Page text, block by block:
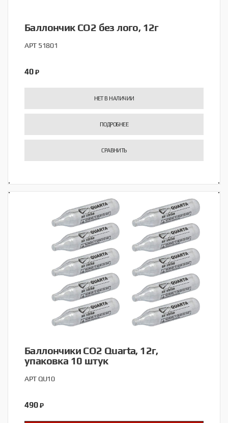
Баллончик CO2 без лого, 12г
АРТ 51801
40 ₽
НЕТ В НАЛИЧИИ
ПОДРОБНЕЕ
СРАВНИТЬ
Баллончики CO2 Quarta, 12г,
упаковка 10 штук
АРТ QU10
490 ₽